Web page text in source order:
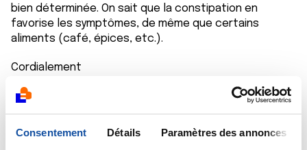
Consentement Détails Paramètres des annonces
bien déterminée. On sait que la constipation en
favorise les symptômes, de même que certains
aliments (café, épices, etc.).
Cordialement
Dr Marceau